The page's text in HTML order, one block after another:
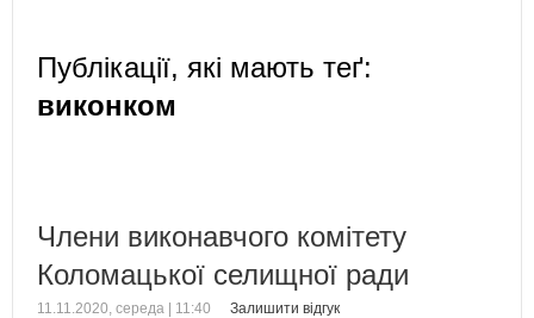
Публікації, які мають теґ:
виконком
Члени виконавчого комітету
Коломацької селищної ради
11.11.2020, середа | 11:40 Залишити відгук